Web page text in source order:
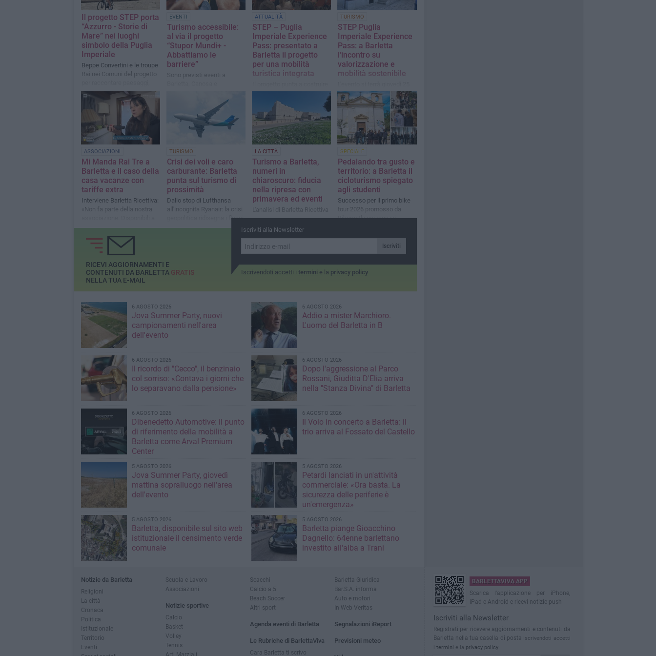
Il progetto STEP porta
“Azzurro - Storie di
Mare” nei luoghi
simbolo della Puglia
Imperiale
Beppe Convertini e le troupe
Rai nei Comuni del progetto
cultura, identità e patrimonio
turistico del territorio
EVENTI
Turismo accessibile:
al via il progetto
“Stupor Mundi+ -
Abbattiamo le
barriere”
Sono previsti eventi a
ATTUALITÀ
STEP – Puglia
Imperiale Experience
Pass: presentato a
Barletta il progetto
per una mobilità
turistica integrata
una destinazione turistica
connessa, sostenibile e
competitiva
TURISMO
STEP Puglia
Imperiale Experience
Pass: a Barletta
l'incontro su
valorizzazione e
mobilità sostenibile
giugno, dalle ore 10 alle ore
13, presso la Biblioteca Ex
Cantina Sperimentale -
Palazzina Reichlin di
Barletta
ASSOCIAZIONI
Mi Manda Rai Tre a
Barletta e il caso della
casa vacanze con
tariffe extra
Interviene Barletta Ricettiva:
«Non fa parte della nostra
offrire un soggiorno in città
alla turista coinvolta»
TURISMO
Crisi dei voli e caro
carburante: Barletta
punta sul turismo di
prossimità
Dallo stop di Lufthansa
all'incognita Ryanair: la crisi
geopolitica ridisegna i flussi
turistici, ma gli operatori
LA CITTÀ
Turismo a Barletta,
numeri in
chiaroscuro: fiducia
nella ripresa con
primavera ed eventi
L'analisi di Barletta Ricettiva
SPECIALE
Pedalando tra gusto e
territorio: a Barletta il
cicloturismo spiegato
agli studenti
Successo per il primo bike
tour 2026 promosso da
Bikerently coi ragazzi
Iscriviti alla Newsletter
Iscriviti
Iscrivendoti accetti i termini e la privacy policy
RICEVI AGGIORNAMENTI E
CONTENUTI DA BARLETTA GRATIS
NELLA TUA E-MAIL
6 AGOSTO 2026
Jova Summer Party, nuovi
campionamenti nell'area
dell'evento
6 AGOSTO 2026
Addio a mister Marchioro.
L'uomo del Barletta in B
6 AGOSTO 2026
Il ricordo di "Cecco", il benzinaio
col sorriso: «Contava i giorni che
lo separavano dalla pensione»
6 AGOSTO 2026
Dopo l'aggressione al Parco
Rossani, Giuditta D'Elia arriva
nella "Stanza Divina" di Barletta
6 AGOSTO 2026
Dibenedetto Automotive: il punto
di riferimento della mobilità a
Barletta come Arval Premium
Center
6 AGOSTO 2026
Il Volo in concerto a Barletta: il
trio arriva al Fossato del Castello
5 AGOSTO 2026
Jova Summer Party, giovedì
mattina sopralluogo nell'area
dell'evento
5 AGOSTO 2026
Petardi lanciati in un'attività
commerciale: «Ora basta. La
sicurezza delle periferie è
un'emergenza»
5 AGOSTO 2026
Barletta, disponibile sul sito web
istituzionale il censimento verde
comunale
5 AGOSTO 2026
Barletta piange Gioacchino
Dagnello: 64enne barlettano
investito all'alba a Trani
Notizie da Barletta
Religioni
La città
Cronaca
Politica
Istituzionale
Territorio
Eventi
Scuola e Lavoro
Associazioni
Notizie sportive
Calcio
Basket
Volley
Tennis
Arti Marziali
Scacchi
Calcio a 5
Beach Soccer
Altri sport
Agenda eventi di Barletta
Le Rubriche di BarlettaViva
Cara Barletta ti scrivo
Barletta Giuridica
Bar.S.A. informa
Auto e motori
In Web Veritas
Segnalazioni iReport
Previsioni meteo
BARLETTAVIVA APP
Scarica l'applicazione per iPhone,
iPad e Android e ricevi notizie push
Iscriviti alla Newsletter
Registrati per ricevere aggiornamenti e contenuti da
Barletta nella tua casella di posta
Iscrivendoti accetti
i termini e la privacy policy